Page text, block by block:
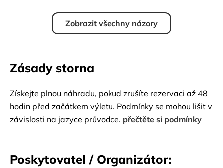
Zobrazit všechny názory
Zásady storna
Získejte plnou náhradu, pokud zrušíte rezervaci až 48
hodin před začátkem výletu. Podmínky se mohou lišit v
závislosti na jazyce průvodce. přečtěte si podmínky
Poskytovatel / Organizátor: